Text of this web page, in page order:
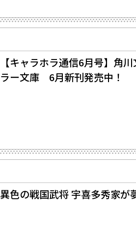
【キャラホラ通信6月号】角
ラー文庫 6月新刊発売中！
異色の戦国武将 宇喜多秀家が